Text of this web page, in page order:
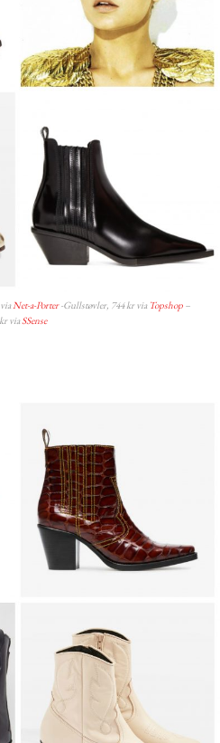
Net-a-Porter-Gullstøvler, 744 kr via Topshop –
viaSSense